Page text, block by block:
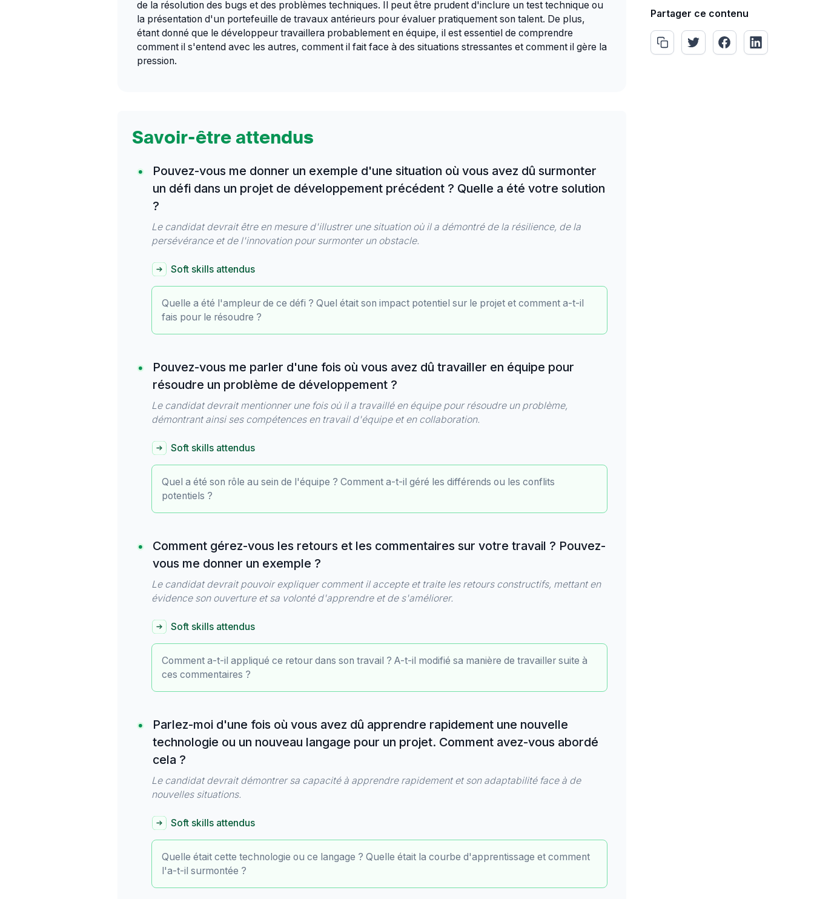
de la résolution des bugs et des problèmes techniques. Il peut être prudent d'inclure un test technique ou
la présentation d'un portefeuille de travaux antérieurs pour évaluer pratiquement son talent. De plus,
étant donné que le développeur travaillera probablement en équipe, il est essentiel de comprendre
comment il s'entend avec les autres, comment il fait face à des situations stressantes et comment il gère la
pression.
Savoir-être attendus
Pouvez-vous me donner un exemple d'une situation où vous avez dû surmonter
un défi dans un projet de développement précédent ? Quelle a été votre solution
?
Le candidat devrait être en mesure d'illustrer une situation où il a démontré de la résilience, de la
persévérance et de l'innovation pour surmonter un obstacle.
Soft skills attendus
Quelle a été l'ampleur de ce défi ? Quel était son impact potentiel sur le projet et comment a-t-il
fais pour le résoudre ?
Pouvez-vous me parler d'une fois où vous avez dû travailler en équipe pour
résoudre un problème de développement ?
Le candidat devrait mentionner une fois où il a travaillé en équipe pour résoudre un problème,
démontrant ainsi ses compétences en travail d'équipe et en collaboration.
Soft skills attendus
Quel a été son rôle au sein de l'équipe ? Comment a-t-il géré les différends ou les conflits
potentiels ?
Comment gérez-vous les retours et les commentaires sur votre travail ? Pouvez-
vous me donner un exemple ?
Le candidat devrait pouvoir expliquer comment il accepte et traite les retours constructifs, mettant en
évidence son ouverture et sa volonté d'apprendre et de s'améliorer.
Soft skills attendus
Comment a-t-il appliqué ce retour dans son travail ? A-t-il modifié sa manière de travailler suite à
ces commentaires ?
Parlez-moi d'une fois où vous avez dû apprendre rapidement une nouvelle
technologie ou un nouveau langage pour un projet. Comment avez-vous abordé
cela ?
Le candidat devrait démontrer sa capacité à apprendre rapidement et son adaptabilité face à de
nouvelles situations.
Soft skills attendus
Quelle était cette technologie ou ce langage ? Quelle était la courbe d'apprentissage et comment
l'a-t-il surmontée ?
Partager ce contenu